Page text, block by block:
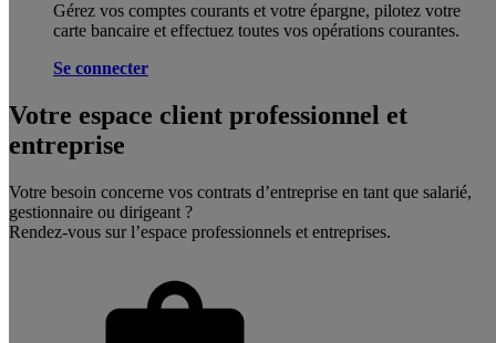
Gérez vos comptes courants et votre épargne, pilotez votre
carte bancaire et effectuez toutes vos opérations courantes.
Se connecter
Votre espace client professionnel et
entreprise
Votre besoin concerne vos contrats d’entreprise en tant que salarié,
gestionnaire ou dirigeant ?
Rendez-vous sur l’espace professionnels et entreprises.